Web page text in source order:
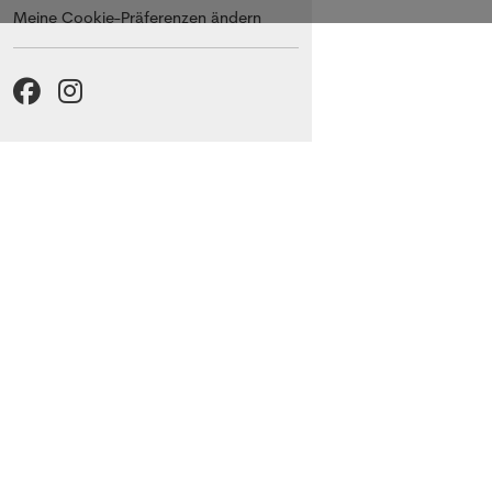
Meine Cookie-Präferenzen ändern